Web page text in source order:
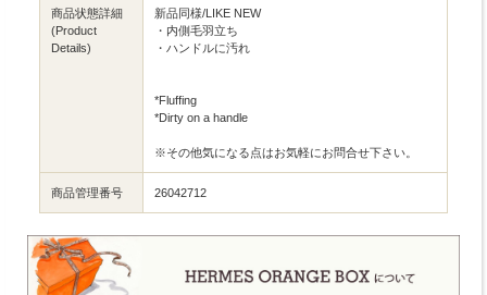
商品状態詳細
(Product
Details)
新品同様/LIKE NEW
・内側毛羽立ち
・ハンドルに汚れ
*Fluffing
*Dirty on a handle
※その他気になる点はお気軽にお問合せ下さい。
商品管理番号 26042712